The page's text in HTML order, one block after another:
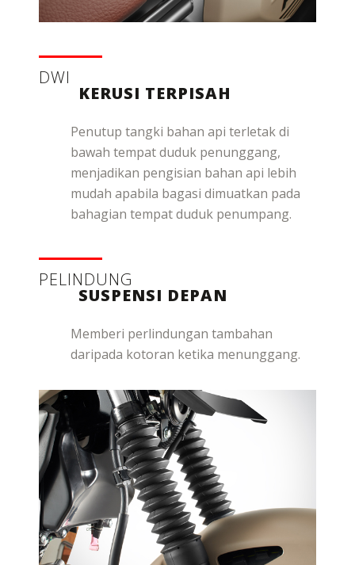
DWI
KERUSI TERPISAH
Penutup tangki bahan api terletak di
bawah tempat duduk penunggang,
menjadikan pengisian bahan api lebih
mudah apabila bagasi dimuatkan pada
bahagian tempat duduk penumpang.
PELINDUNG
SUSPENSI DEPAN
Memberi perlindungan tambahan
daripada kotoran ketika menunggang.